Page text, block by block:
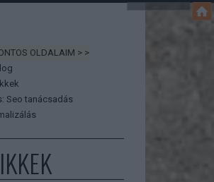
OLDALAIM > >
Seo tanácsadás